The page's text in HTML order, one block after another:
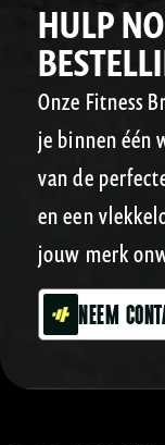
HULP
Onze Fitness
je binnen één
van de
en een
jouw merk
Neem